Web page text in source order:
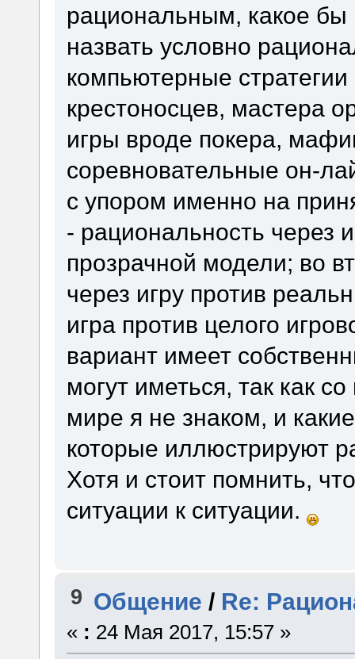
рациональным, какое
назвать условно
компьютерные
крестоносцев, мастера
игры вроде покера,
соревновательные он-
с упором именно на
- рациональность через
прозрачной модели; во
через игру против
игра против целого
вариант имеет
могут иметься, так как
мире я не знаком, и
которые иллюстрируют
Хотя и стоит помнить,
ситуации к ситуации.
9 Общение / Re:
« : 24 Мая 2017, 15:57 »